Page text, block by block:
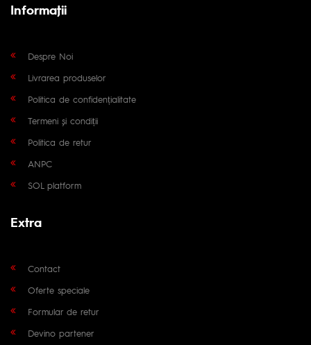
Informaţii
Despre Noi
Livrarea produselor
Politica de confidențialitate
Termeni și condiții
Politica de retur
ANPC
SOL platform
Extra
Contact
Oferte speciale
Formular de retur
Devino partener